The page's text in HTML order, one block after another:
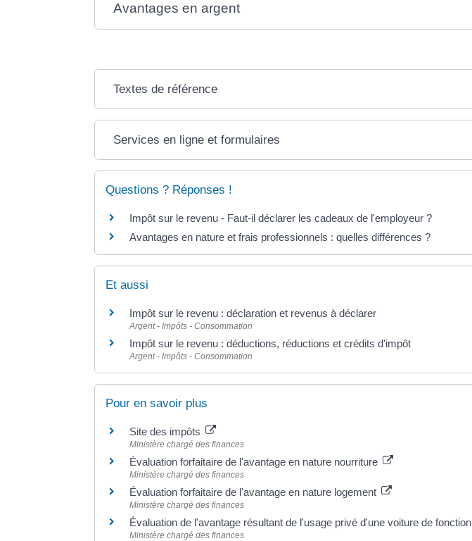
Avantages en argent
Textes de référence
Services en ligne et formulaires
Questions ? Réponses !
Impôt sur le revenu - Faut-il déclarer les cadeaux de l'employeur ?
Avantages en nature et frais professionnels : quelles différences ?
Et aussi
Impôt sur le revenu : déclaration et revenus à déclarer
Argent - Impôts - Consommation
Impôt sur le revenu : déductions, réductions et crédits d'impôt
Argent - Impôts - Consommation
Pour en savoir plus
Site des impôts
Ministère chargé des finances
Évaluation forfaitaire de l'avantage en nature nourriture
Ministère chargé des finances
Évaluation forfaitaire de l'avantage en nature logement
Ministère chargé des finances
Évaluation de l'avantage résultant de l'usage privé d'une voiture de fonction
Ministère chargé des finances